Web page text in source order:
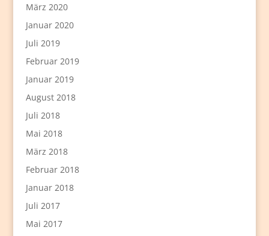
März 2020
Januar 2020
Juli 2019
Februar 2019
Januar 2019
August 2018
Juli 2018
Mai 2018
März 2018
Februar 2018
Januar 2018
Juli 2017
Mai 2017